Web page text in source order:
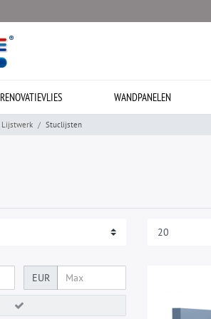
RENOVATIEVLIES WANDPANELEN
Lijstwerk Stuclijsten
EUR